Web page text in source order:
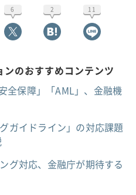
6 2 11
のおすすめコンテンツ
全保障」「AML」、金融機
ガイドライン」の対応課題
グ対応、金融庁が期待する